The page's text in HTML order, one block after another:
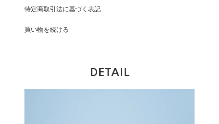
特定商取引法に基づく表記
買い物を続ける
DETAIL